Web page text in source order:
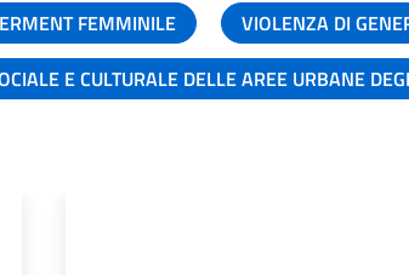
FEMMINILE
VIOLENZA DI
E CULTURALE DELLE AREE URBANE